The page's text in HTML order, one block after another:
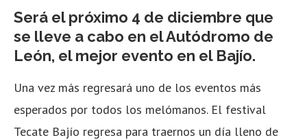
Será el próximo 4 de diciembre que
se lleve a cabo en el Autódromo de
León, el mejor evento en el Bajío.
Una vez más regresará uno de los eventos más
esperados por todos los melómanos. El festival
Tecate Bajío regresa para traernos un día lleno de